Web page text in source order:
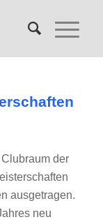
der
ausgetragen.
neu